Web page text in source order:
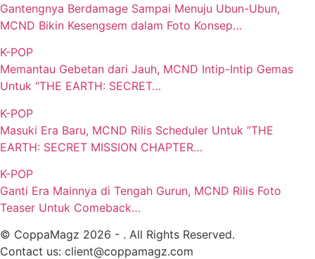
Gantengnya Berdamage Sampai Menuju Ubun-Ubun,
MCND Bikin Kesengsem dalam Foto Konsep…
K-POP
Memantau Gebetan dari Jauh, MCND Intip-Intip Gemas
Untuk “THE EARTH: SECRET…
K-POP
Masuki Era Baru, MCND Rilis Scheduler Untuk “THE
EARTH: SECRET MISSION CHAPTER…
K-POP
Ganti Era Mainnya di Tengah Gurun, MCND Rilis Foto
Teaser Untuk Comeback…
© CoppaMagz 2026 - . All Rights Reserved.
Contact us: client@coppamagz.com